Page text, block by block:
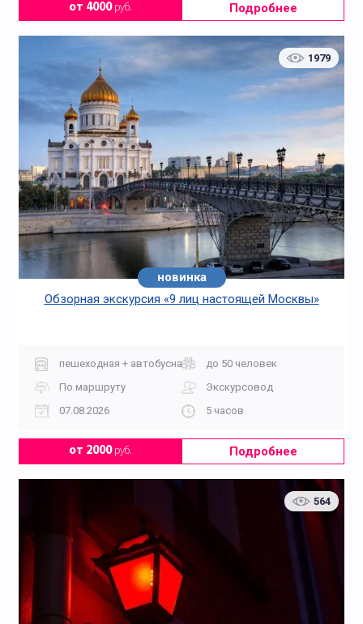
от 4000руб. Подробнее
1979
новинка
Обзорная экскурсия «9 лиц настоящей Москвы»
пешеходная + автобусная
до 50 человек
По маршруту
Экскурсовод
07.08.2026
5 часов
от 2000руб. Подробнее
564